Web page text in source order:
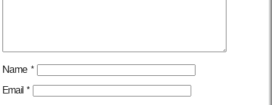
Name *
Email *